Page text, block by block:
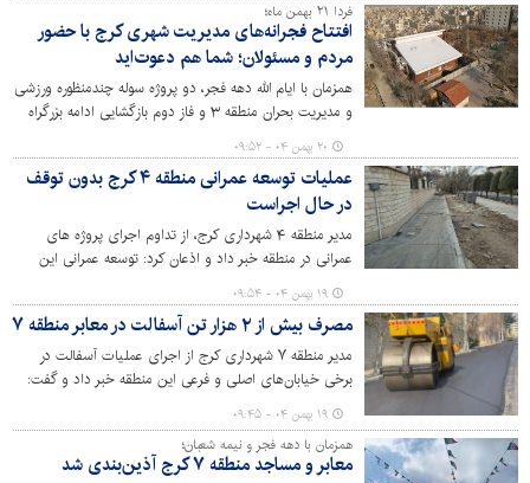
فردا ۲۱ بهمن ماه؛
افتتاح فجرانه‌های مدیریت شهری کرج با حضور
مردم و مسئولان؛ شما هم دعوت‌اید
همزمان با ایام الله دهه فجر، دو پروژه سوله چندمنظوره ورزشی
و مدیریت بحران منطقه ۳ و فاز دوم بازگشایی ادامه بزرگراه
حضور مردم، مسئولان و اصحاب رسانه به بهره‌برداری می‌رسد.
۲۰ بهمن ۰۴ - ۰۹:۵۲
عملیات توسعه عمرانی منطقه ۴ کرج بدون توقف
در حال اجراست
مدیر منطقه ۴ شهرداری کرج، از تداوم اجرای پروژه های
عمرانی در منطقه خبر داد و اذعان کرد: توسعه عمرانی این
منطقه با اجرای عملیات مرتبط در نقاط مختلف در حال
پیگیری‌ست.
۱۹ بهمن ۰۴ - ۰۹:۵۴
مصرف بیش از ۲ هزار تن آسفالت در معابر منطقه ۷
مدیر منطقه ۷ شهرداری کرج از اجرای عملیات آسفالت در
برخی خیابان‌های اصلی و فرعی این منطقه خبر داد و گفت:
بالغ بر دو هزار تن آسفالت بهسازی شده است.
۱۹ بهمن ۰۴ - ۰۹:۴۵
همزمان با دهه فجر و نیمه شعبان؛
معابر و مساجد منطقه ۷ کرج آذین‌بندی شد